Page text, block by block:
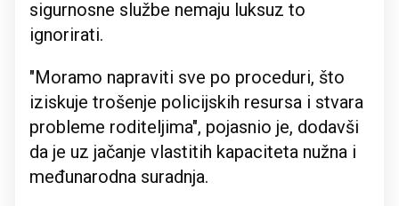
sigurnosne službe nemaju luksuz to
ignorirati.
"Moramo napraviti sve po proceduri, što
iziskuje trošenje policijskih resursa i stvara
probleme roditeljima", pojasnio je, dodavši
da je uz jačanje vlastitih kapaciteta nužna i
međunarodna suradnja.